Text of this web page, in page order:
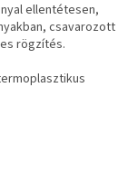
ellentétesen,
csavarozott
rögzítés.